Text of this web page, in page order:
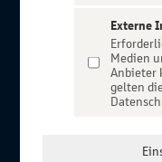
Service für alle
Portal finden Sie
Musicals und Shows,
Champions League und
In
Externe
Medien
Anbieter
gelten